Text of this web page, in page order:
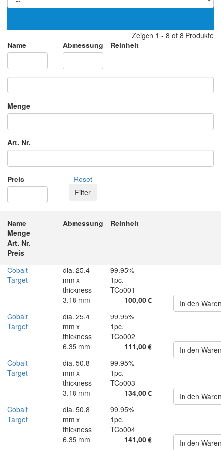
Zeigen 1 - 8 of 8 Produkte
Name
Abmessung Reinheit
Menge
Art. Nr.
Preis Reset
Name Abmessung
Reinheit
Menge
Art. Nr.
Preis
Cobalt
Target
dia. 25.4
mm x
thickness
3.18 mm
99.95%
1pc.
TCo001
100,00 €
In den
Cobalt
Target
dia. 25.4
mm x
thickness
6.35 mm
99.95%
1pc.
TCo002
111,00 €
In den
Cobalt
Target
dia. 50.8
mm x
thickness
3.18 mm
99.95%
1pc.
TCo003
134,00 €
In den
Cobalt
Target
dia. 50.8
mm x
thickness
6.35 mm
99.95%
1pc.
TCo004
141,00 €
In den